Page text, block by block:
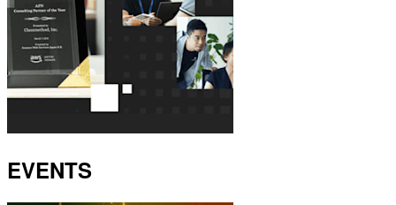
EVENTS